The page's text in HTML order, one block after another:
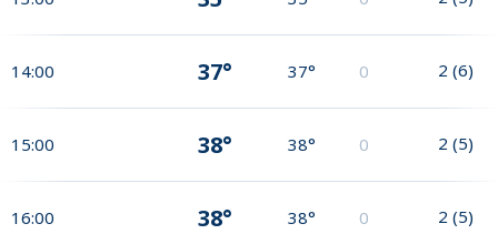
14:00 37° 37° 0 2 (6)
15:00 38° 38° 0 2 (5)
16:00 38° 38° 0 2 (5)